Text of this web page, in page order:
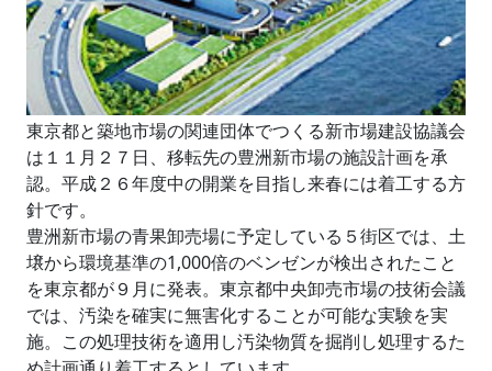
東京都と築地市場の関連団体でつくる新市場建設協議会
は１１月２７日、移転先の豊洲新市場の施設計画を承
認。平成２６年度中の開業を目指し来春には着工する方
針です。
豊洲新市場の青果卸売場に予定している５街区では、土
壌から環境基準の1,000倍のベンゼンが検出されたこと
を東京都が９月に発表。東京都中央卸売市場の技術会議
では、汚染を確実に無害化することが可能な実験を実
施。この処理技術を適用し汚染物質を掘削し処理するた